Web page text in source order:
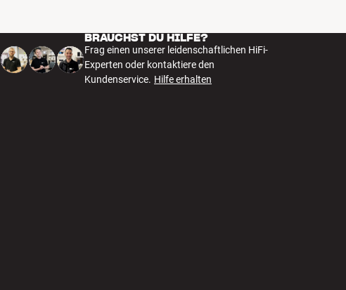
BRAUCHST DU HILFE?
Frag einen unserer leidenschaftlichen HiFi-
Experten oder kontaktiere den
Kundenservice. Hilfe erhalten